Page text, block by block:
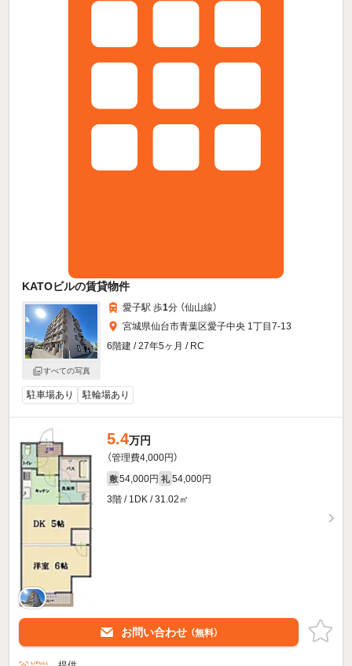
KATOビルの賃貸物件
すべての写真
愛子駅 歩1分 （仙山線）
宮城県仙台市青葉区愛子中央 1丁目7-13
6階建 / 27年5ヶ月 / RC
駐車場あり 駐輪場あり
5.4万円
（管理費4,000円）
敷 54,000円 礼 54,000円
3階 / 1DK / 31.02㎡
お問い合わせ （無料）